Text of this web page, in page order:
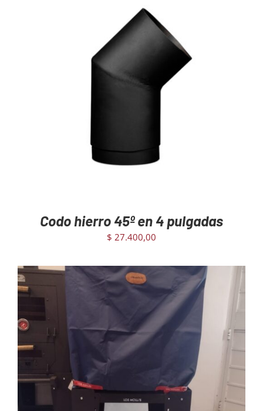
Codo hierro 45º en 4 pulgadas
$ 27.400,00
AGREGAR AL CARRITO DETAILS